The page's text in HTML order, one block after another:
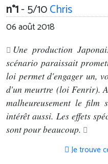
n°1- 5/10Chris
06 août 2018
Une production
scénario paraissait
loi permet d'engager un,
d'un meurtre (loi Fenrir).
malheureusement le film
intérêt aussi. Les effets
sont pour beaucoup.
Je trouve